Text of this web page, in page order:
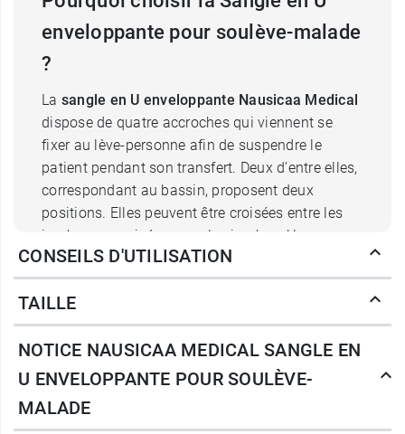
enveloppante pour soulève-malade
?
La sangle en U enveloppante Nausicaa Medical
dispose de quatre accroches qui viennent se
fixer au lève-personne afin de suspendre le
patient pendant son transfert. Deux d’entre elles,
correspondant au bassin, proposent deux
positions. Elles peuvent être croisées entre les
jambes ou croisées sous les jambes. Un espace
vide est par ailleurs aménagé sous le fessier,
améliorant ainsi le confort du patient. Toujours
dans l’idée d’éviter la compression du corps
pendant le transfert, les accroches supérieures
suivent un axe qui part du bassin et remontent
par les épaules, en forme de V. La têtière est
assurent un soutien optimal des cervicales.
CONSEILS D'UTILISATION
TAILLE
NOTICE NAUSICAA MEDICAL SANGLE EN
U ENVELOPPANTE POUR SOULÈVE-
MALADE